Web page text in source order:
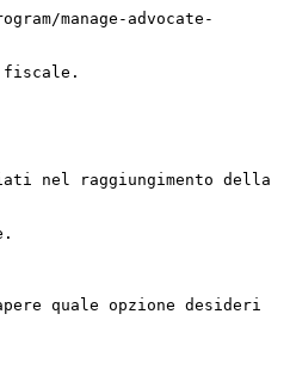
fiscale.
nel raggiungimento della
quale opzione desideri